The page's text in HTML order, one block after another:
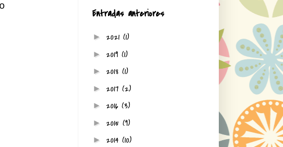
Entradas anteriores
► 2021 (1)
► 2019 (1)
► 2018 (1)
► 2017 (2)
► 2016 (3)
► 2015 (9)
► 2014 (10)